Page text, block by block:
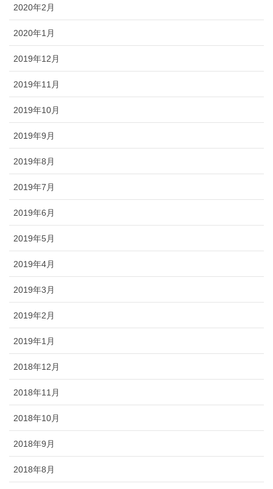
2020年2月
2020年1月
2019年12月
2019年11月
2019年10月
2019年9月
2019年8月
2019年7月
2019年6月
2019年5月
2019年4月
2019年3月
2019年2月
2019年1月
2018年12月
2018年11月
2018年10月
2018年9月
2018年8月